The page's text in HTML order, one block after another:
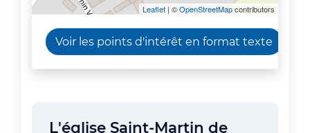
Leaflet | ©OpenStreetMapcontributors
Voir les points d'intérêt en format texte
L'église Saint-Martin de